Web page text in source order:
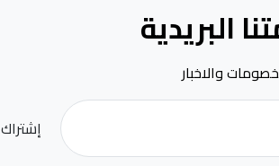
البريدية
والاخبار
إشتراك